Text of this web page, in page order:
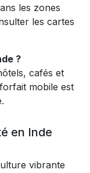
les zones
les cartes
?
cafés et
mobile est
en Inde
vibrante